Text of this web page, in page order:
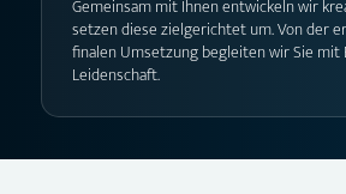
Gemeinsam mit Ihnen entwickeln wir
setzen diese zielgerichtet um. Von der
finalen Umsetzung begleiten wir Sie mit
Leidenschaft.